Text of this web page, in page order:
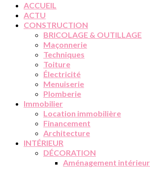
ACCUEIL
ACTU
CONSTRUCTION
BRICOLAGE & OUTILLAGE
Maçonnerie
Techniques
Toiture
Électricité
Menuiserie
Plomberie
Immobilier
Location immobilière
Financement
Architecture
INTÉRIEUR
DÉCORATION
Aménagement intérieur